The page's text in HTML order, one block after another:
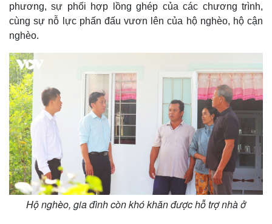
Kinh tế
Thị trường
phương, sự phối hợp lồng ghép của các chương trình,
cùng sự nỗ lực phấn đấu vươn lên của hộ nghèo, hộ cận
nghèo.
Hộ nghèo, gia đình còn khó khăn được hỗ trợ nhà ở